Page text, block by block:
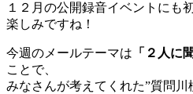
１２月の公開録音イベントにも
楽しみですね！
今週のメールテーマは 「２人に
ことで、
みなさんが考えてくれた”質問